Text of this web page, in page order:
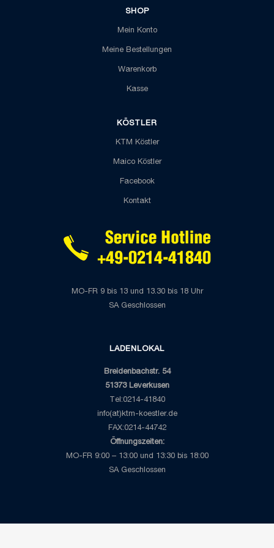
SHOP
Mein Konto
Meine Bestellungen
Warenkorb
Kasse
KÖSTLER
KTM Köstler
Maico Köstler
Facebook
Kontakt
MO-FR 9 bis 13 und 13.30 bis 18 Uhr
SA Geschlossen
LADENLOKAL
Breidenbachstr. 54
51373 Leverkusen
Tel:0214-41840
info(at)ktm-koestler.de
FAX:0214-44742
Öffnungszeiten:
MO-FR 9:00 – 13:00 und 13:30 bis 18:00
SA Geschlossen